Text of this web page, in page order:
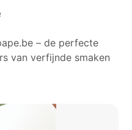
– de perfecte
van verfijnde smaken